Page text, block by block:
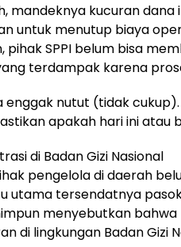
mandeknya kucuran
untuk menutup biaya
pihak SPPI belum bisa
terdampak karena
enggak nutut (tidak
apakah hari ini atau
di Badan Gizi Nasional
pengelola di daerah
utama tersendatnya
menyebutkan
di lingkungan Badan Gizi